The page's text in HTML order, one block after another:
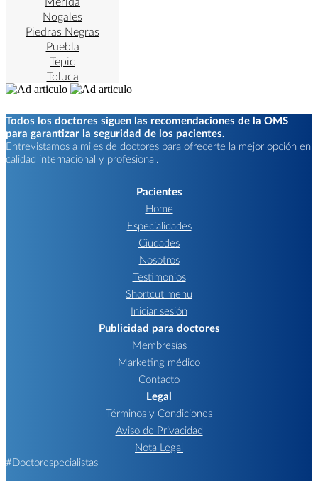
Nogales
Piedras Negras
Puebla
Tepic
Toluca
Todos los doctores siguen las recomendaciones de la OMS
para garantizar la seguridad de los pacientes.
Entrevistamos a miles de doctores para ofrecerte la mejor opción en
calidad internacional y profesional.
Pacientes
Home
Especialidades
Ciudades
Nosotros
Testimonios
Shortcut menu
Iniciar sesión
Publicidad para doctores
Membresías
Marketing médico
Contacto
Legal
Términos y Condiciones
Aviso de Privacidad
Nota Legal
#Doctorespecialistas